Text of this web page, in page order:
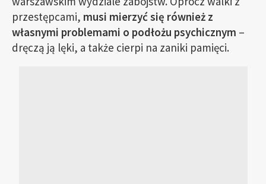
przestępcami, musi mierzyć się również z
własnymi problemami o podłożu psychicznym –
dręczą ją lęki, a także cierpi na zaniki pamięci.